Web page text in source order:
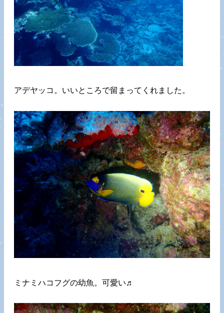
アデヤッコ。いいところで留まってくれました。
ミナミハコフグの幼魚。可愛い♬